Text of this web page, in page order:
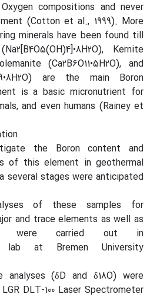
compositions and never
(Cotton et al., 1999). More
minerals have been found till
Kernite
(Ca2B6O11•5H2O), and
are the main Boron
is a basic micronutrient for
and even humans (Rainey et
the Boron content and
of this element in geothermal
several stages were anticipated
of these samples for
and trace elements as well as
were carried out in
lab at Bremen University
(δD and δ18O) were
DLT-100 Laser Spectrometer